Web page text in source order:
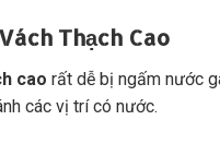
Thạch Cao
cao rất dễ bị ngấm nước
các vị trí có nước.